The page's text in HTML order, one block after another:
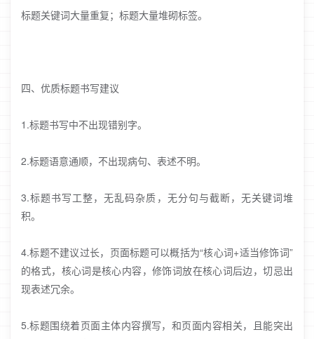
标题关键词大量重复；标题大量堆砌标签。
四、优质标题书写建议
1.标题书写中不出现错别字。
2.标题语意通顺，不出现病句、表述不明。
3.标题书写工整，无乱码杂质，无分句与截断，无关键词堆
积。
4.标题不建议过长，页面标题可以概括为“核心词+适当修饰词”
的格式，核心词是核心内容，修饰词放在核心词后边，切忌出
现表述冗余。
5.标题围绕着页面主体内容撰写，和页面内容相关，且能突出